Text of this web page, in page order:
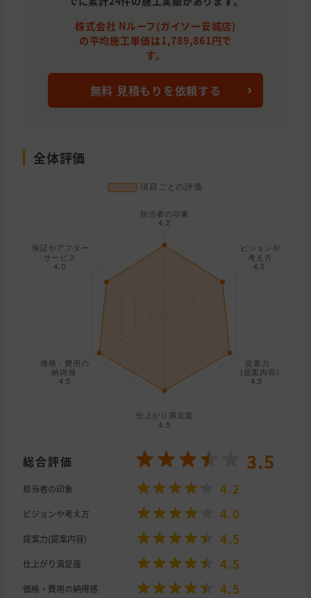
株式会社 Nルーフ(ガイソー安城店)
の平均施工単価は1,789,861円で
す。
無料 見積もりを依頼する
全体評価
総合評価 3.5
担当者の印象 4.2
ビジョンや考え方 4.0
提案力(提案内容) 4.5
仕上がり満足度 4.5
価格・費用の納得感 4.5